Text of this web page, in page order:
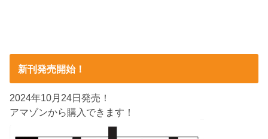
新刊発売開始！
2024年10月24日発売！
アマゾンから購入できます！